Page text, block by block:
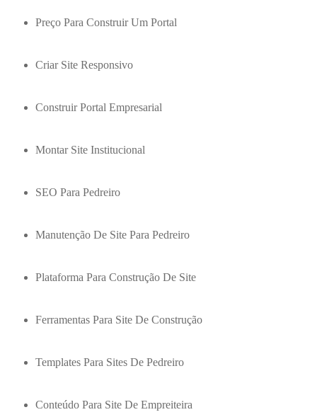
Preço Para Construir Um Portal
Criar Site Responsivo
Construir Portal Empresarial
Montar Site Institucional
SEO Para Pedreiro
Manutenção De Site Para Pedreiro
Plataforma Para Construção De Site
Ferramentas Para Site De Construção
Templates Para Sites De Pedreiro
Conteúdo Para Site De Empreiteira